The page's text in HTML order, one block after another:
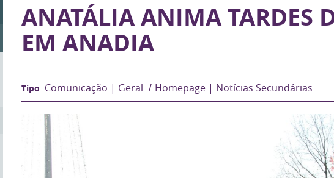
ANATÁLIA ANIMA TARDES
EM ANADIA
Comunicação | Geral Homepage | Notícias Secundárias